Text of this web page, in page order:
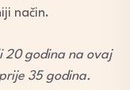
način.
20 godina na ovaj
35 godina.